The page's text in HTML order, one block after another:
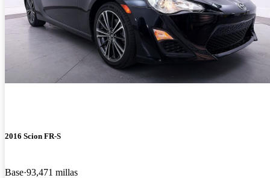
2016 Scion FR-S
Base 93,471 millas